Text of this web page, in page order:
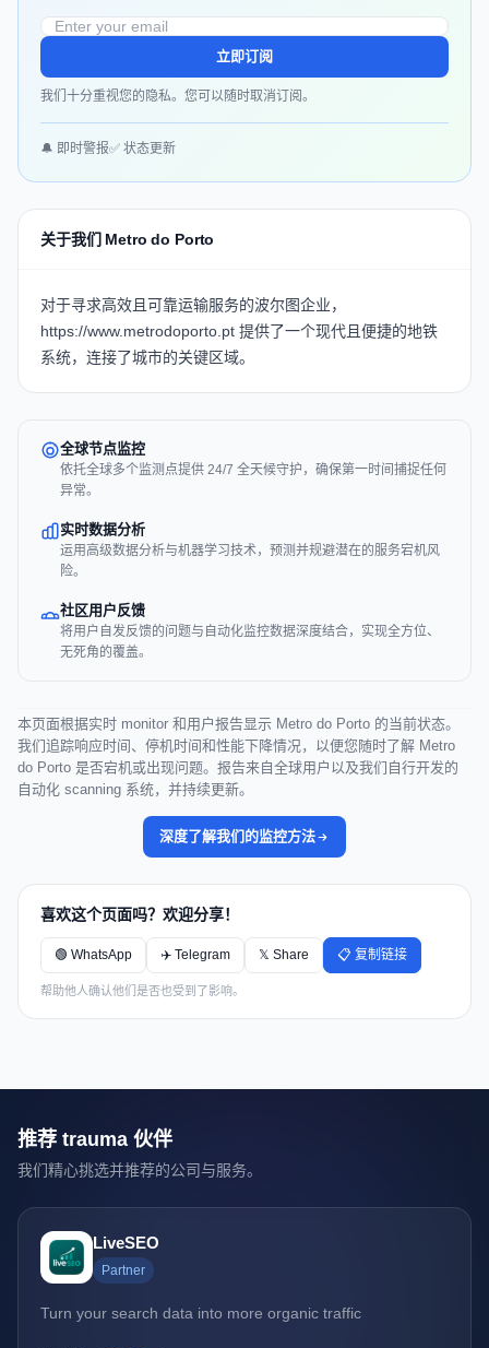
立即订阅
我们十分重视您的隐私。您可以随时取消订阅。
🔔 即时警报✅ 状态更新
关于我们 Metro do Porto
对于寻求高效且可靠运输服务的波尔图企业，
https://www.metrodoporto.pt 提供了一个现代且便捷的地铁
系统，连接了城市的关键区域。
全球节点监控
依托全球多个监测点提供 24/7 全天候守护，确保第一时间捕捉任何
异常。
实时数据分析
运用高级数据分析与机器学习技术，预测并规避潜在的服务宕机风
险。
社区用户反馈
将用户自发反馈的问题与自动化监控数据深度结合，实现全方位、
无死角的覆盖。
本页面根据实时 monitor 和用户报告显示 Metro do Porto 的当前状态。
我们追踪响应时间、停机时间和性能下降情况，以便您随时了解 Metro
do Porto 是否宕机或出现问题。报告来自全球用户以及我们自行开发的
自动化 scanning 系统，并持续更新。
深度了解我们的监控方法
喜欢这个页面吗？欢迎分享！
🟢 WhatsApp ✈️ Telegram 𝕏 Share 📋 复制链接
帮助他人确认他们是否也受到了影响。
推荐 trauma 伙伴
我们精心挑选并推荐的公司与服务。
LiveSEO
Partner
Turn your search data into more organic traffic